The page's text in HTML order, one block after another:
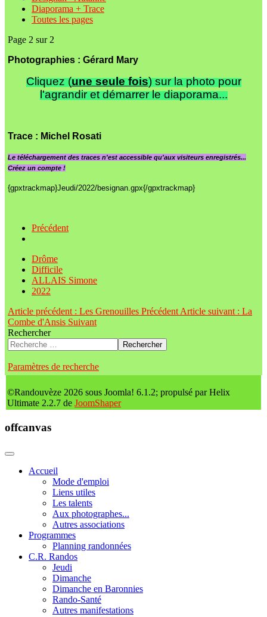
Diaporama + Trace
Toutes les pages
Page 2 sur 2
Photographies : Gérard Mary
Cliquez (une seule fois) sur la photo pour
l'agrandir et démarrer le diaporama...
Trace : Michel Rosati
Le téléchargement des traces n'est accessible qu'aux visiteurs enregistrés...
Créez un compte !
{gpxtrackmap}Jeudi/2022/besignan.gpx{/gpxtrackmap}
Précédent
Drôme
Difficile
ALLAIS Simone
2022
Article précédent : Les Grenouilles Précédent Article suivant : La
Combe d'Ansis Suivant
Rechercher
Rechercher
Paramètres de recherche
©Randouvèze 2026 sous Joomla! 6.1.2; propulsé par Helix
Ultimate 2.2.7 de JoomShaper
offcanvas
Accueil
Mode d'emploi
Liens utiles
Les talents
Aux photographes...
Autres associations
Programmes
Planning randonnées
C.R. Randos
Jeudi
Dimanche
Dimanche en Baronnies
Rando-Santé
Autres manifestations